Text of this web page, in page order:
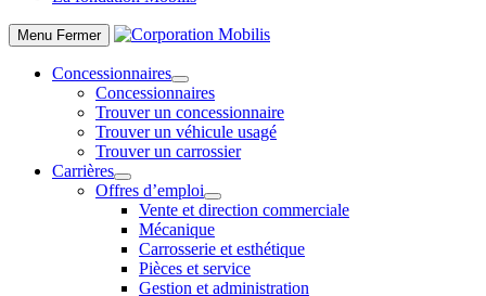
Menu Fermer
Concessionnaires
Concessionnaires
Trouver un concessionnaire
Trouver un véhicule usagé
Trouver un carrossier
Carrières
Offres d’emploi
Vente et direction commerciale
Mécanique
Carrosserie et esthétique
Pièces et service
Gestion et administration